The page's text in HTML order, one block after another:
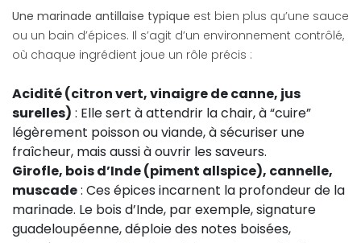
Une marinade antillaise typique est bien plus qu’une sauce
ou un bain d’épices. Il s’agit d’un environnement contrôlé,
où chaque ingrédient joue un rôle précis :
Acidité (citron vert, vinaigre de canne, jus
surelles) : Elle sert à attendrir la chair, à “cuire”
légèrement poisson ou viande, à sécuriser une
fraîcheur, mais aussi à ouvrir les saveurs.
Girofle, bois d’Inde (piment allspice), cannelle,
muscade: Ces épices incarnent la profondeur de la
marinade. Le bois d’Inde, par exemple, signature
guadeloupéenne, déploie des notes boisées,